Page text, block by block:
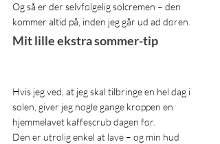
Og så er der selvfølgelig solcremen – den
kommer altid på, inden jeg går ud ad døren.
Mit lille ekstra sommer-tip
Hvis jeg ved, at jeg skal tilbringe en hel dag i
solen, giver jeg nogle gange kroppen en
hjemmelavet kaffescrub dagen før.
Den er utrolig enkel at lave – og min hud